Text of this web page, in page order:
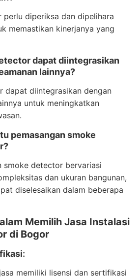
perlu diperiksa dan dipelihara
memastikan kinerjanya yang
dapat diintegrasikan
lainnya?
dapat diintegrasikan dengan
untuk meningkatkan
pemasangan smoke
smoke detector bervariasi
dan ukuran bangunan,
diselesaikan dalam beberapa
Memilih Jasa Instalasi
di Bogor
:
memiliki lisensi dan sertifikasi